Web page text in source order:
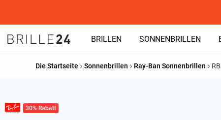
BRILLEN SONNENBRILLEN
Die Startseite Sonnenbrillen Ray-Ban Sonnenbrillen
30% Rabatt